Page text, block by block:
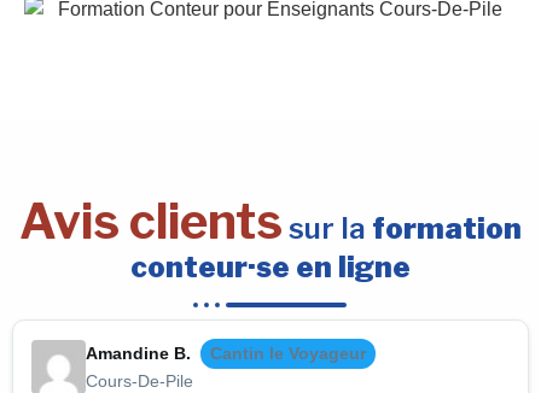
Avis clients sur la formation
conteur·se en ligne
Amandine B.
Cantin le Voyageur
Cours-De-Pile